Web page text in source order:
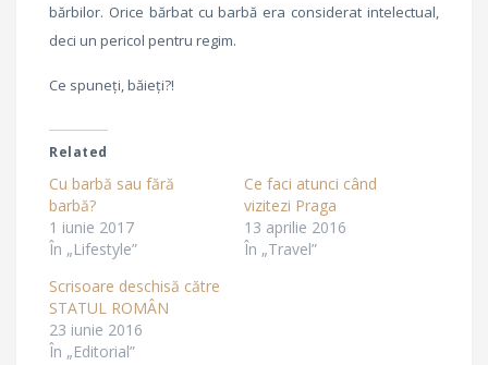
bărbilor. Orice bărbat cu barbă era considerat intelectual,
deci un pericol pentru regim.
Ce spuneţi, băieţi?!
Related
Cu barbă sau fără
barbă?
1 iunie 2017
În „Lifestyle”
Ce faci atunci când
vizitezi Praga
13 aprilie 2016
În „Travel”
Scrisoare deschisă către
STATUL ROMÂN
23 iunie 2016
În „Editorial”